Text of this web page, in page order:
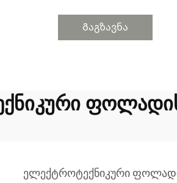
Გაგზავნა
ელექტროტექნიკური